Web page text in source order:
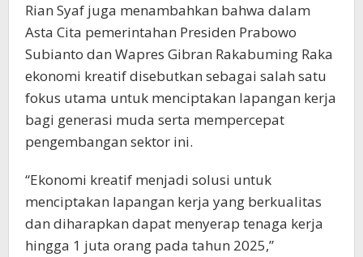
Rian Syaf juga menambahkan bahwa dalam
Asta Cita pemerintahan Presiden Prabowo
Subianto dan Wapres Gibran Rakabuming Raka
ekonomi kreatif disebutkan sebagai salah satu
fokus utama untuk menciptakan lapangan kerja
bagi generasi muda serta mempercepat
pengembangan sektor ini.
“Ekonomi kreatif menjadi solusi untuk
menciptakan lapangan kerja yang berkualitas
dan diharapkan dapat menyerap tenaga kerja
hingga 1 juta orang pada tahun 2025,”